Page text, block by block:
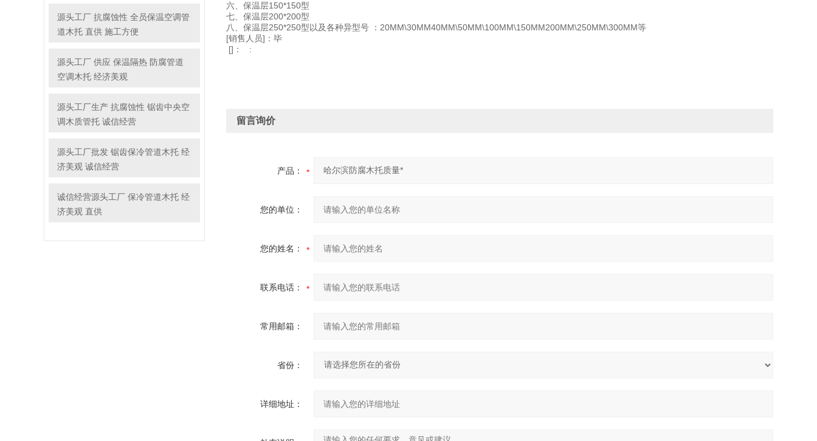
源头工厂 抗腐蚀性 全员保温空调管
道木托 直供 施工方便
源头工厂 供应 保温隔热 防腐管道
空调木托 经济美观
源头工厂生产 抗腐蚀性 锯齿中央空
调木质管托 诚信经营
源头工厂批发 锯齿保冷管道木托 经
济美观 诚信经营
诚信经营源头工厂 保冷管道木托 经
济美观 直供
六、保温层150*150型
七、保温层200*200型
八、保温层250*250型以及各种异型号 ：20MM\30MM40MM\50MM\100MM\150MM200MM\250MM\300MM等
[销售人员]：毕
[]： :
留言询价
产品：
您的单位：
您的姓名：
联系电话：
常用邮箱：
省份：
详细地址：